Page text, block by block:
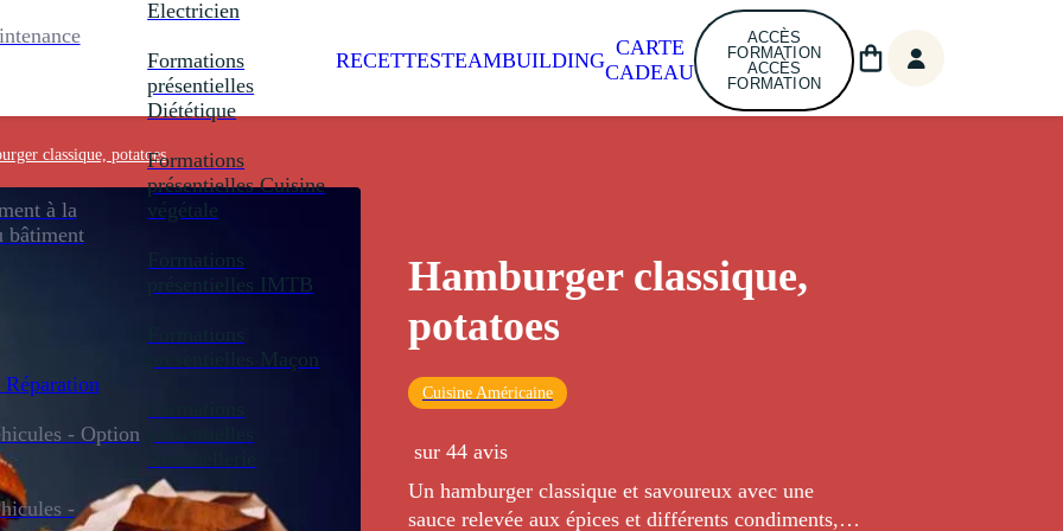
à la
bâtiment
- Option
-
Electricien
Formations
présentielles
Diététique
Formations
présentielles Cuisine
végétale
Formations
présentielles IMTB
Formations
Maçon
RECETTESTEAMBUILDING
CARTE
CADEAU
ACCÈS
FORMATION
ACCÈS
FORMATION
classique, potatoes
Hamburger classique,
potatoes
Cuisine Américaine
sur 44 avis
Un hamburger classique et savoureux avec une
sauce relevée aux épices et différents condiments, le